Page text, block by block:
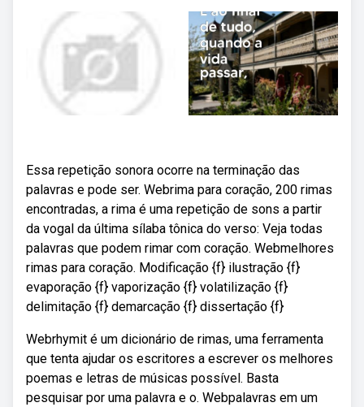
Essa repetição sonora ocorre na terminação das
palavras e pode ser. Webrima para coração, 200 rimas
encontradas, a rima é uma repetição de sons a partir
da vogal da última sílaba tônica do verso: Veja todas
palavras que podem rimar com coração. Webmelhores
rimas para coração. Modificação {f} ilustração {f}
evaporação {f} vaporização {f} volatilização {f}
delimitação {f} demarcação {f} dissertação {f}
Webrhymit é um dicionário de rimas, uma ferramenta
que tenta ajudar os escritores a escrever os melhores
poemas e letras de músicas possível. Basta
pesquisar por uma palavra e o. Webpalavras em um